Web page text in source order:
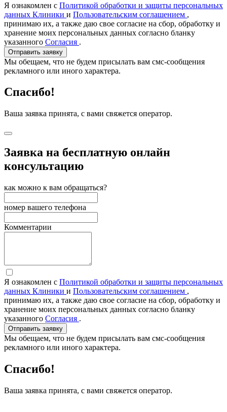
Я ознакомлен с Политикой обработки и защиты персональных
данных Клиники и Пользовательским соглашением ,
принимаю их, а также даю свое согласие на сбор, обработку и
хранение моих персональных данных согласно бланку
указанного Согласия .
Отправить заявку
Мы обещаем, что не будем присылать вам смс-сообщения
рекламного или иного характера.
Спасибо!
Ваша заявка принята, с вами свяжется оператор.
Заявка на бесплатную онлайн
консультацию
как можно к вам обращаться?
номер вашего телефона
Комментарии
Я ознакомлен с Политикой обработки и защиты персональных
данных Клиники и Пользовательским соглашением ,
принимаю их, а также даю свое согласие на сбор, обработку и
хранение моих персональных данных согласно бланку
указанного Согласия .
Отправить заявку
Мы обещаем, что не будем присылать вам смс-сообщения
рекламного или иного характера.
Спасибо!
Ваша заявка принята, с вами свяжется оператор.